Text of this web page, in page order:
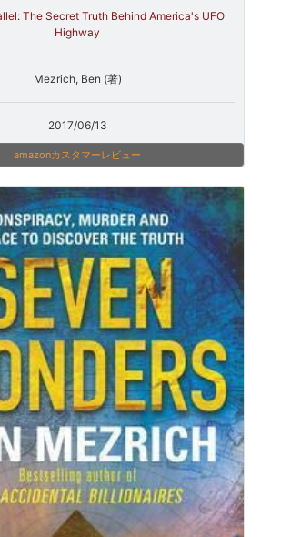
The Secret Truth Behind America's UFO
Highway
Mezrich, Ben (著)
2017/06/13
amazonカスタマーレビュー